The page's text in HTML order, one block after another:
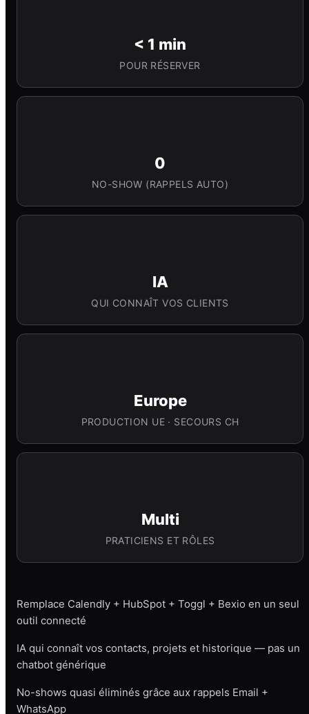
< 1 min
POUR RÉSERVER
0
NO-SHOW (RAPPELS AUTO)
IA
QUI CONNAÎT VOS CLIENTS
Europe
PRODUCTION UE · SECOURS CH
Multi
PRATICIENS ET RÔLES
Remplace Calendly + HubSpot + Toggl + Bexio en un seul
outil connecté
IA qui connaît vos contacts, projets et historique — pas un
chatbot générique
No-shows quasi éliminés grâce aux rappels Email +
WhatsApp